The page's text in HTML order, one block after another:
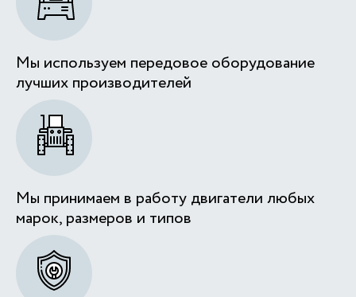
Мы используем передовое оборудование
лучших производителей
Мы принимаем в работу двигатели любых
марок, размеров и типов